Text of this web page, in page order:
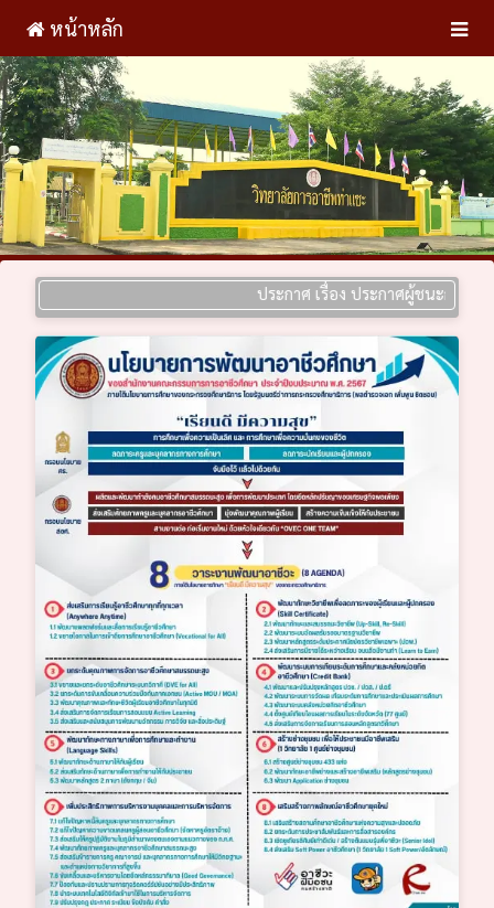
หน้าหลัก
ประกาศ เรื่อง ประกาศผู้ชนะการเสนอร